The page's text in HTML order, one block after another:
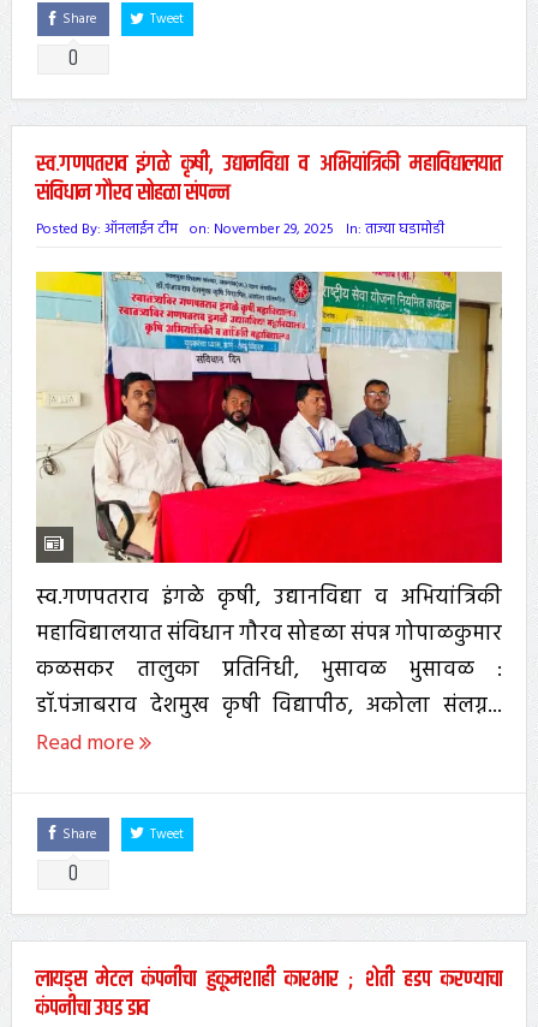
Share
0
Tweet
स्व.गणपतराव इंगळे कृषी, उद्यानविद्या व अभियांत्रिकी महाविद्यालयात
संविधान गौरव सोहळा संपन्न
Posted By: ऑनलाईन टीम on: November 29, 2025 In: ताज्या घडामोडी
स्व.गणपतराव इंगळे कृषी, उद्यानविद्या व अभियांत्रिकी
महाविद्यालयात संविधान गौरव सोहळा संपन्न गोपाळकुमार
कळसकर तालुका प्रतिनिधी, भुसावळ भुसावळ :
डॉ.पंजाबराव देशमुख कृषी विद्यापीठ, अकोला संलग्न...
Read more
Share
0
Tweet
लायड्स मेटल कंपनीचा हुकूमशाही कारभार ; शेती हडप करण्याचा
कंपनीचा उघड डाव